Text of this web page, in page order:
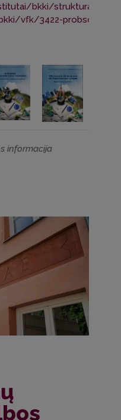
bkki/struktura/vfk/
vfk/3422-probsofclil-
informacija